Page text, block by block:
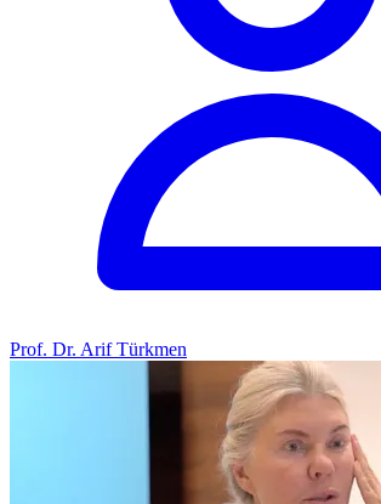
Prof. Dr. Arif Türkmen